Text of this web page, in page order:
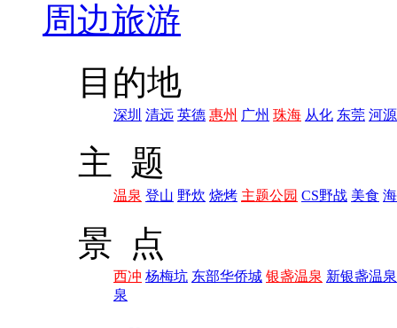
周边旅游
目的地
深圳 清远 英德 惠州 广州 珠海 从化 东莞 河源
主 题
温泉 登山 野炊 烧烤 主题公园 CS野战 美食
景 点
西冲 杨梅坑 东部华侨城 银盏温泉 新银盏温泉
泉